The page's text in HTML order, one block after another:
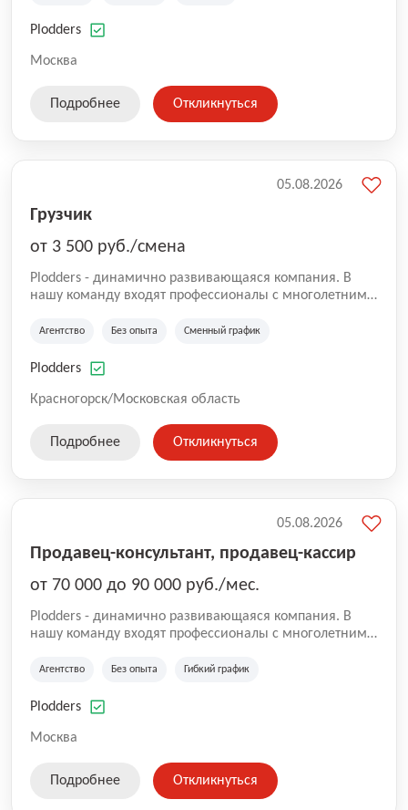
оказываемых услуг.
Plodders
Москва
Подробнее Откликнуться
Грузчик
от 3 500 руб./смена
Plodders - динамично развивающаяся компания. В
нашу команду входят профессионалы с многолетним
на рынке аутсорсинга, а накопленный опыт позволяют
оказываемых услуг.
Агентство Без опыта Сменный график
Plodders
Красногорск/Московская область
05.08.2026
Подробнее Откликнуться
Продавец-консультант, продавец-кассир
от 70 000 до 90 000 руб./мес.
Plodders - динамично развивающаяся компания. В
нашу команду входят профессионалы с многолетним
на рынке аутсорсинга, а накопленный опыт позволяют
оказываемых услуг.
Агентство Без опыта Гибкий график
Plodders
Москва
05.08.2026
Подробнее Откликнуться